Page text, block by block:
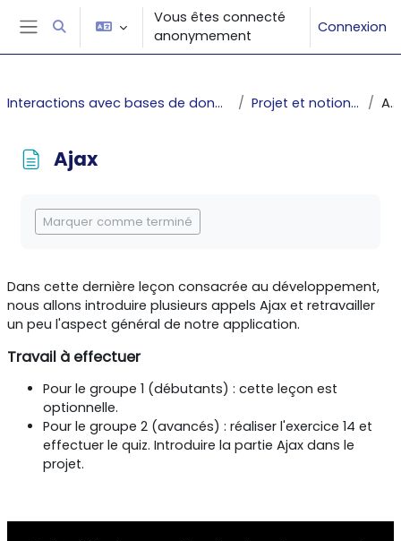
Passer au contenu principal
Panneau latéral
Activer/désactiver la saisie de recherche
Vous êtes connecté
anonymement
Connexion
Interactions avec bases de données : PHP-HTML-SQL Projet et notions avancées Ajax
Ajax
Marquer comme terminé
Dans cette dernière leçon consacrée au développement,
nous allons introduire plusieurs appels Ajax et retravailler
un peu l'aspect général de notre application.
Travail à effectuer
Pour le groupe 1 (débutants) : cette leçon est
optionnelle.
Pour le groupe 2 (avancés) : réaliser l'exercice 14 et
effectuer le quiz. Introduire la partie Ajax dans le
projet.
This